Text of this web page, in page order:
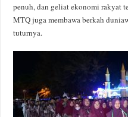
penuh, dan geliat ekonomi rakyat
MTQ juga membawa berkah
tuturnya.